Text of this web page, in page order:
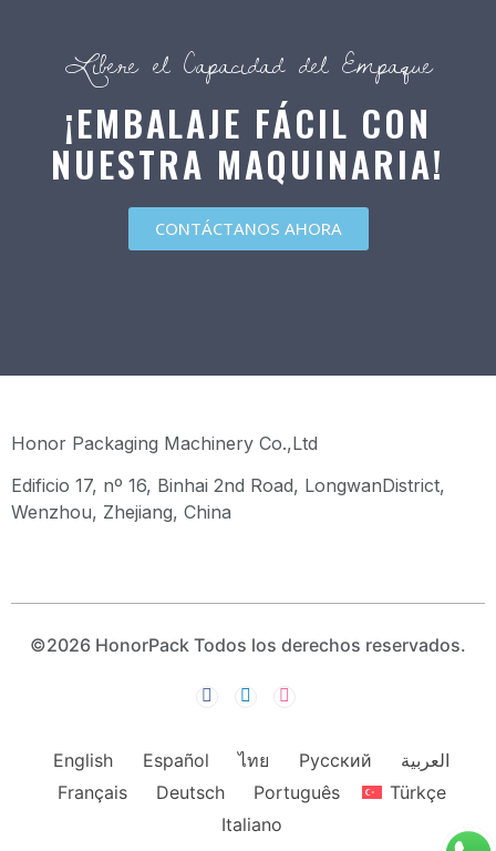
Libere el Capacidad del Empaque
¡EMBALAJE FÁCIL CON
NUESTRA MAQUINARIA!
CONTÁCTANOS AHORA
Honor Packaging Machinery Co.,Ltd
Edificio 17, nº 16, Binhai 2nd Road, LongwanDistrict,
Wenzhou, Zhejiang, China
©2026 HonorPack Todos los derechos reservados.
English Español ไทย Русский
العربية
Français
Deutsch Português
Türkçe
Italiano